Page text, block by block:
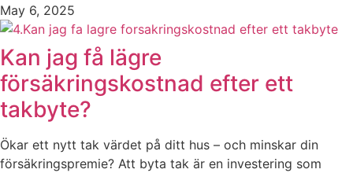
May 6, 2025
Kan jag få lägre
försäkringskostnad efter ett
takbyte?
Ökar ett nytt tak värdet på ditt hus – och minskar din
försäkringspremie? Att byta tak är en investering som